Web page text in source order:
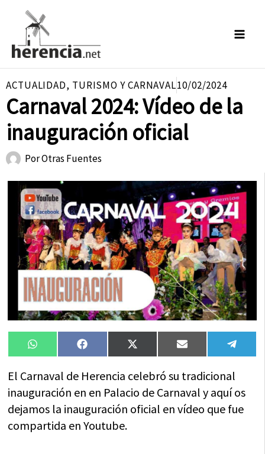
contenido
ACTUALIDAD, TURISMO Y CARNAVAL10/02/2024
Carnaval 2024: Vídeo de la
inauguración oficial
PorOtras Fuentes
Compartir
en
WhatsAppCompartir
en
FacebookCompartir
en
X
(Twitter)
Compartir
en
Email
en
El Carnaval de Herencia celebró su tradicional
inauguración en en Palacio de Carnaval y aquí os
dejamos la inauguración oficial en vídeo que fue
compartida en Youtube.